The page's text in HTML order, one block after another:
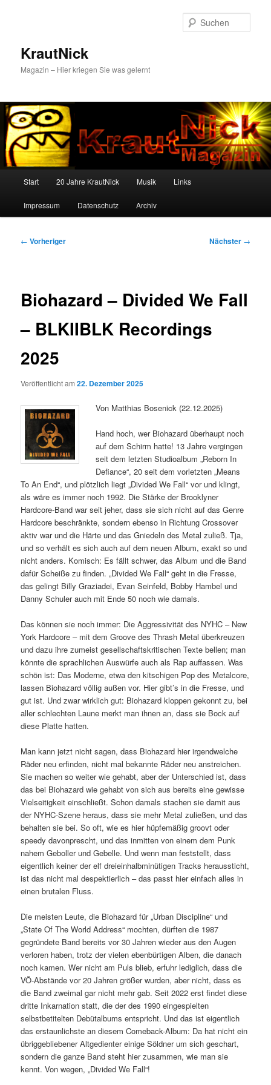
KrautNick
Magazin – Hier kriegen Sie was gelernt
Start 20 Jahre KrautNick Musik Links
Impressum Datenschutz Archiv
Beitragsnavigation
← Vorheriger Nächster →
Biohazard – Divided We Fall
– BLKIIBLK Recordings
2025
Veröffentlicht am22. Dezember 2025
Von Matthias Bosenick (22.12.2025)
Hand hoch, wer Biohazard überhaupt noch
auf dem Schirm hatte! 13 Jahre vergingen
seit dem letzten Studioalbum „Reborn In
Defiance“, 20 seit dem vorletzten „Means
To An End“, und plötzlich liegt „Divided We Fall“ vor und klingt,
als wäre es immer noch 1992. Die Stärke der Brooklyner
Hardcore-Band war seit jeher, dass sie sich nicht auf das Genre
Hardcore beschränkte, sondern ebenso in Richtung Crossover
aktiv war und die Härte und das Gniedeln des Metal zuließ. Tja,
und so verhält es sich auch auf dem neuen Album, exakt so und
nicht anders. Komisch: Es fällt schwer, das Album und die Band
dafür Scheiße zu finden. „Divided We Fall“ geht in die Fresse,
das gelingt Billy Graziadei, Evan Seinfeld, Bobby Hambel und
Danny Schuler auch mit Ende 50 noch wie damals.
Das können sie noch immer: Die Aggressivität des NYHC – New
York Hardcore – mit dem Groove des Thrash Metal überkreuzen
und dazu ihre zumeist gesellschaftskritischen Texte bellen; man
könnte die sprachlichen Auswürfe auch als Rap auffassen. Was
schön ist: Das Moderne, etwa den kitschigen Pop des Metalcore,
lassen Biohazard völlig außen vor. Hier gibt’s in die Fresse, und
gut ist. Und zwar wirklich gut: Biohazard kloppen gekonnt zu, bei
aller schlechten Laune merkt man ihnen an, dass sie Bock auf
diese Platte hatten.
Man kann jetzt nicht sagen, dass Biohazard hier irgendwelche
Räder neu erfinden, nicht mal bekannte Räder neu anstreichen.
Sie machen so weiter wie gehabt, aber der Unterschied ist, dass
das bei Biohazard wie gehabt von sich aus bereits eine gewisse
Vielseitigkeit einschließt. Schon damals stachen sie damit aus
der NYHC-Szene heraus, dass sie mehr Metal zuließen, und das
behalten sie bei. So oft, wie es hier hüpfemäßig groovt oder
speedy davonprescht, und das inmitten von einem dem Punk
nahem Geboller und Gebelle. Und wenn man feststellt, dass
eigentlich keiner der elf dreieinhalbminütigen Tracks heraussticht,
ist das nicht mal despektierlich – das passt hier einfach alles in
einen brutalen Fluss.
Die meisten Leute, die Biohazard für „Urban Discipline“ und
„State Of The World Address“ mochten, dürften die 1987
gegründete Band bereits vor 30 Jahren wieder aus den Augen
verloren haben, trotz der vielen ebenbürtigen Alben, die danach
noch kamen. Wer nicht am Puls blieb, erfuhr lediglich, dass die
VÖ-Abstände vor 20 Jahren größer wurden, aber nicht, dass es
die Band zweimal gar nicht mehr gab. Seit 2022 erst findet diese
dritte Inkarnation statt, die der des 1990 eingespielten
selbstbetitelten Debütalbums entspricht. Und das ist eigentlich
das erstaunlichste an diesem Comeback-Album: Da hat nicht ein
übriggebliebener Altgedienter einige Söldner um sich geschart,
sondern die ganze Band steht hier zusammen, wie man sie
kennt. Von wegen, „Divided We Fall“!